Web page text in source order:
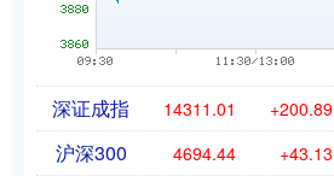
深证成指 14311.01 +200.89
沪深300 4694.44 +43.13